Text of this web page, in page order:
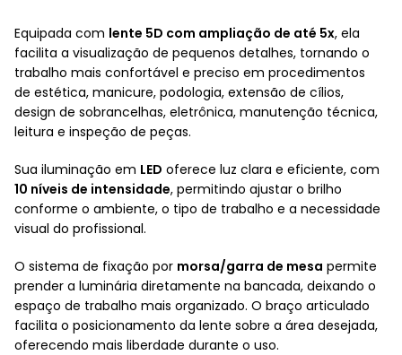
Equipada com lente 5D com ampliação de até 5x, ela
facilita a visualização de pequenos detalhes, tornando o
trabalho mais confortável e preciso em procedimentos
de estética, manicure, podologia, extensão de cílios,
design de sobrancelhas, eletrônica, manutenção técnica,
leitura e inspeção de peças.
Sua iluminação em LED oferece luz clara e eficiente, com
10 níveis de intensidade, permitindo ajustar o brilho
conforme o ambiente, o tipo de trabalho e a necessidade
visual do profissional.
O sistema de fixação por morsa/garra de mesa permite
prender a luminária diretamente na bancada, deixando o
espaço de trabalho mais organizado. O braço articulado
facilita o posicionamento da lente sobre a área desejada,
oferecendo mais liberdade durante o uso.